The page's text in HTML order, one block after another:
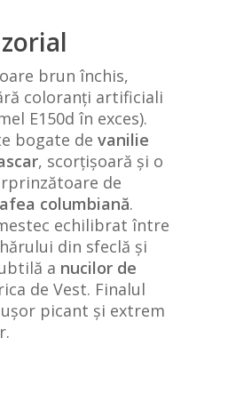
brun închis,
coloranți artificiali
E150d în exces).
bogate de vanilie
, scorțișoară și o
de
columbiană.
echilibrat între
din sfeclă și
a nucilor de
de Vest. Finalul
picant și extrem